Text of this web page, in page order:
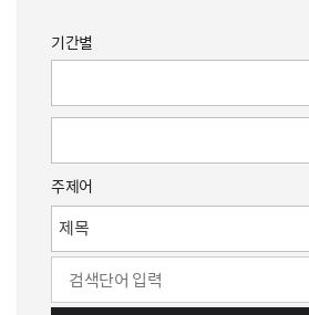
기간별
주제어